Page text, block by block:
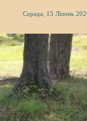
Серада, 15 Ліпень